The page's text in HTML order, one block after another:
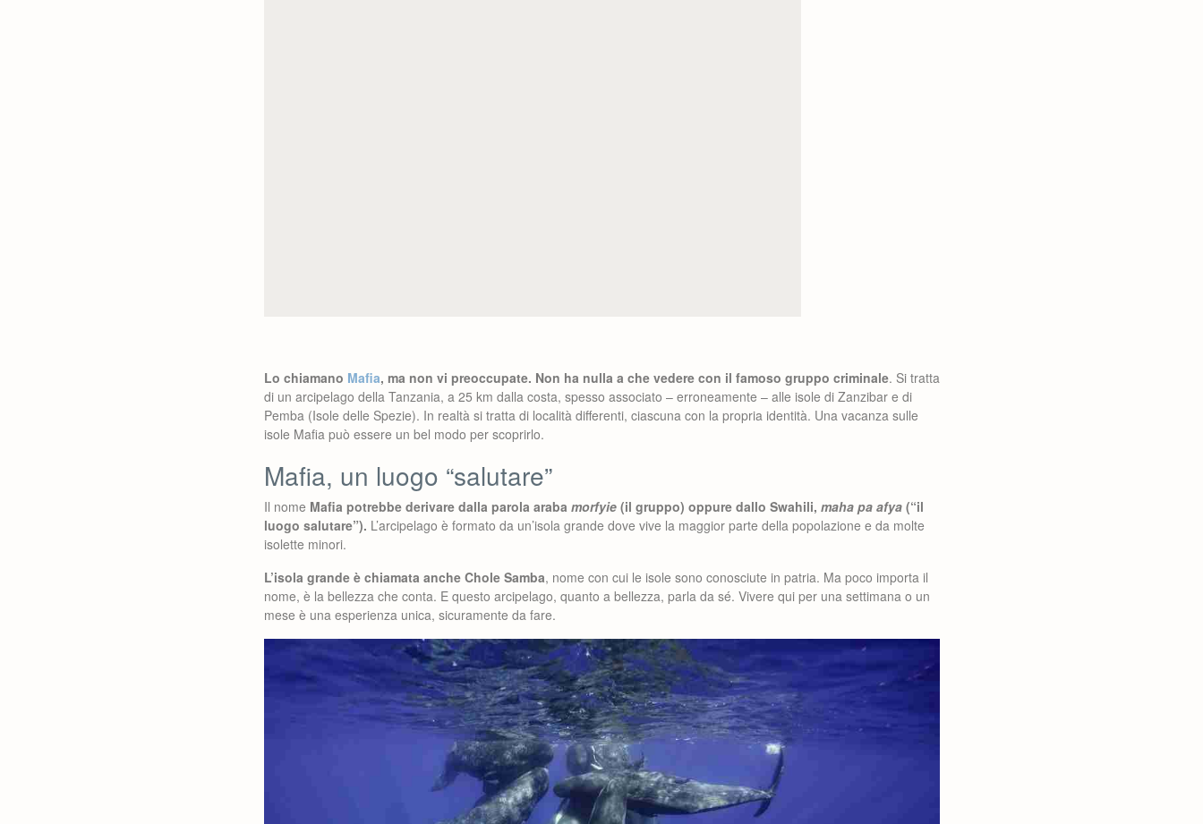
Lo chiamano Mafia, ma non vi preoccupate. Non ha nulla a che vedere con il famoso gruppo criminale. Si tratta
di un arcipelago della Tanzania, a 25 km dalla costa, spesso associato – erroneamente – alle isole di Zanzibar e di
Pemba (Isole delle Spezie). In realtà si tratta di località differenti, ciascuna con la propria identità. Una vacanza sulle
isole Mafia può essere un bel modo per scoprirlo.
Mafia, un luogo “salutare”
Il nome Mafia potrebbe derivare dalla parola araba morfyie (il gruppo) oppure dallo Swahili, maha pa afya (“il
luogo salutare”). L’arcipelago è formato da un’isola grande dove vive la maggior parte della popolazione e da molte
isolette minori.
L’isola grande è chiamata anche Chole Samba, nome con cui le isole sono conosciute in patria. Ma poco importa il
nome, è la bellezza che conta. E questo arcipelago, quanto a bellezza, parla da sé. Vivere qui per una settimana o un
mese è una esperienza unica, sicuramente da fare.